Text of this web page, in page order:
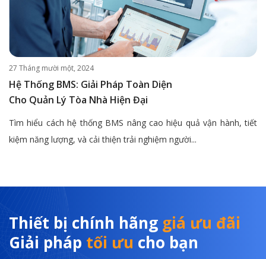
27 Tháng mười một, 2024
Hệ Thống BMS: Giải Pháp Toàn Diện
Cho Quản Lý Tòa Nhà Hiện Đại
Tìm hiểu cách hệ thống BMS nâng cao hiệu quả vận hành, tiết
kiệm năng lượng, và cải thiện trải nghiệm người...
Thiết bị chính hãng giá ưu đãi
Giải pháp tối ưu cho bạn